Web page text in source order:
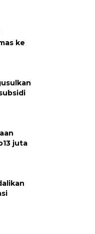
ke
juta